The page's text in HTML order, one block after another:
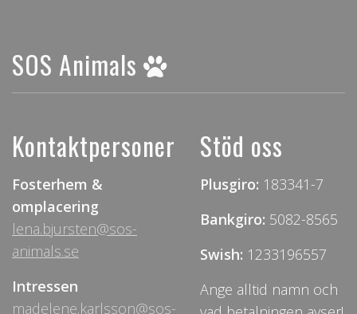
SOS Animals
Kontaktpersoner
Fosterhem &
omplacering
lena.bjursten@sos-
animals.se
Intressen
madelene.karlsson@sos-
Stöd oss
Plusgiro: 183341-7
Bankgiro: 5082-8565
Swish: 1233196557
Ange alltid namn och